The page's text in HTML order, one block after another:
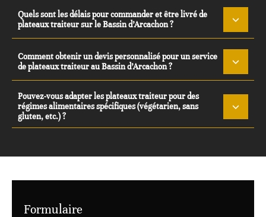
Quels sont les délais pour commander et être livré de
plateaux traiteur sur le Bassin d’Arcachon ?
Comment obtenir un devis personnalisé pour un service
de plateaux traiteur au Bassin d’Arcachon ?
Pouvez-vous adapter les plateaux traiteur pour des
régimes alimentaires spécifiques (végétarien, sans
gluten, etc.) ?
Formulaire